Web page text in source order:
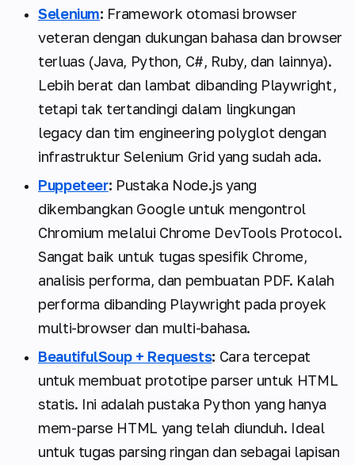
Selenium: Framework otomasi browser
veteran dengan dukungan bahasa dan browser
terluas (Java, Python, C#, Ruby, dan lainnya).
Lebih berat dan lambat dibanding Playwright,
tetapi tak tertandingi dalam lingkungan
legacy dan tim engineering polyglot dengan
infrastruktur Selenium Grid yang sudah ada.
Puppeteer: Pustaka Node.js yang
dikembangkan Google untuk mengontrol
Chromium melalui Chrome DevTools Protocol.
Sangat baik untuk tugas spesifik Chrome,
analisis performa, dan pembuatan PDF. Kalah
performa dibanding Playwright pada proyek
multi-browser dan multi-bahasa.
BeautifulSoup + Requests: Cara tercepat
untuk membuat prototipe parser untuk HTML
statis. Ini adalah pustaka Python yang hanya
mem-parse HTML yang telah diunduh. Ideal
untuk tugas parsing ringan dan sebagai lapisan